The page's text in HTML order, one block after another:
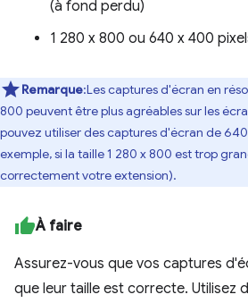
(à fond perdu)
1 280 x 800 ou 640 x 400
Remarque:Les captures d'écran en
800 peuvent être plus agréables sur les
pouvez utiliser des captures d'écran de
exemple, si la taille 1 280 x 800 est trop
correctement votre extension).
À faire
Assurez-vous que vos captures
que leur taille est correcte. Utilisez